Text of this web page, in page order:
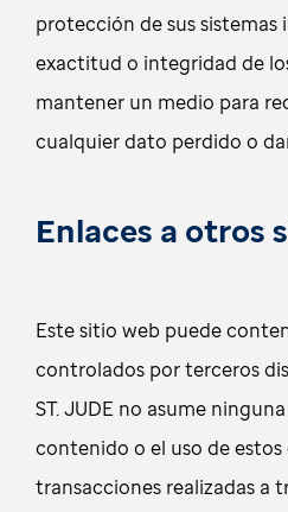
protección de sus sistemas
exactitud o integridad de
mantener un medio para
cualquier dato perdido o
Enlaces a otros
Este sitio web puede
controlados por terceros
ST. JUDE no asume
contenido o el uso de
transacciones realizadas a